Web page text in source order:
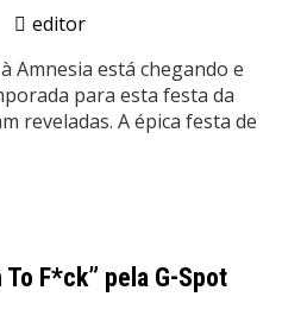
editor
Amnesia está chegando e
para esta festa da
reveladas. A épica festa de
F*ck” pela G-Spot